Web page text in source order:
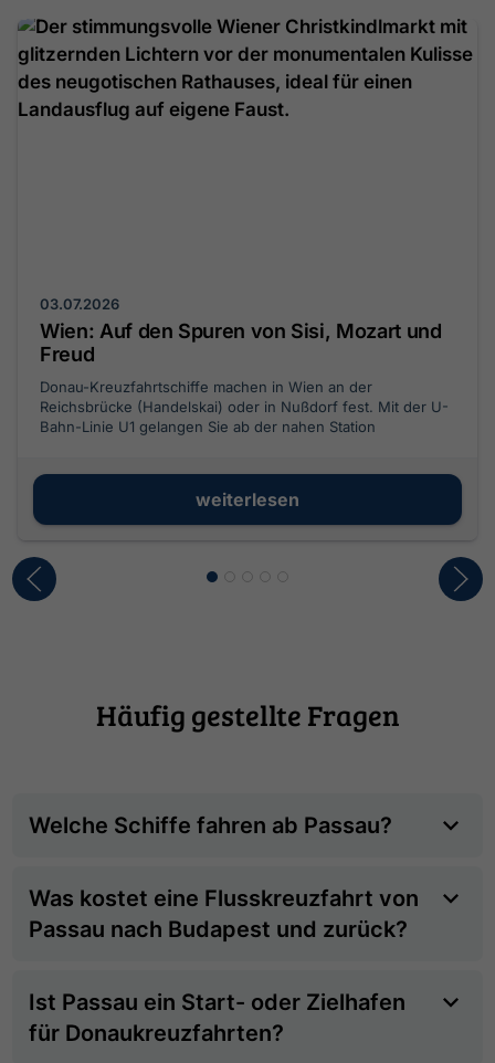
03.07.2026
Wien: Auf den Spuren von Sisi, Mozart und
Freud
Donau-Kreuzfahrtschiffe machen in Wien an der
Reichsbrücke (Handelskai) oder in Nußdorf fest. Mit der U-
Bahn-Linie U1 gelangen Sie ab der nahen Station
Ticket-Tipps und wie Sie kaiserliche Highlights wie das
Schloss Schönbrunn vollkommen entspannt und flexibel auf
weiterlesen
Häufig gestellte Fragen
Welche Schiffe fahren ab Passau?
Was kostet eine Flusskreuzfahrt von
Passau nach Budapest und zurück?
Ist Passau ein Start- oder Zielhafen
für Donaukreuzfahrten?